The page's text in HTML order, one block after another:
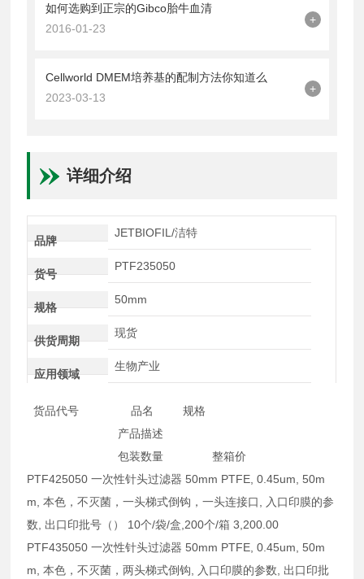
如何选购到正宗的Gibco胎牛血清
2016-01-23
+
Cellworld DMEM培养基的配制方法你知道么
2023-03-13
+
详细介绍
品牌
JETBIOFIL/洁特
货号
PTF235050
规格
50mm
供货周期
现货
应用领域
生物产业
货品代号 品名 规格
产品描述
包装数量 整箱价
PTF425050 一次性针头过滤器 50mm PTFE, 0.45um, 50m
m, 本色，不灭菌，一头梯式倒钩，一头连接口, 入口印膜的参
数, 出口印批号（） 10个/袋/盒,200个/箱 3,200.00
PTF435050 一次性针头过滤器 50mm PTFE, 0.45um, 50m
m, 本色，不灭菌，两头梯式倒钩, 入口印膜的参数, 出口印批